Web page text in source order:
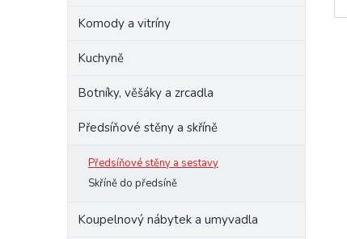
Komody a vitríny
Kuchyně
Botníky, věšáky a zrcadla
Předsíňové stěny a skříně
Předsíňové stěny a sestavy
Skříně do předsíně
Koupelnový nábytek a umyvadla